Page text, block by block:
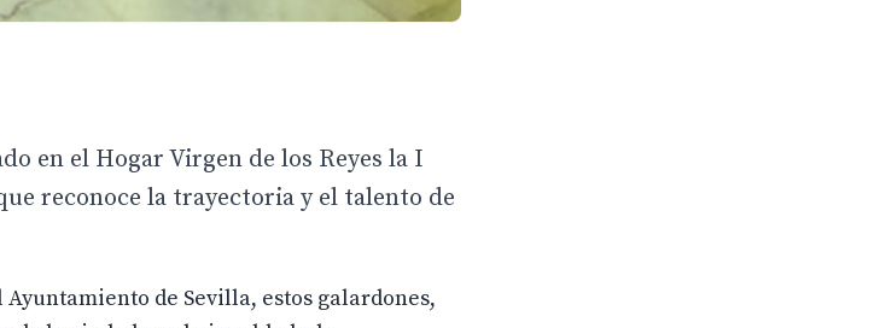
en el Hogar Virgen de los Reyes la I
reconoce la trayectoria y el talento de
de Sevilla, estos galardones,